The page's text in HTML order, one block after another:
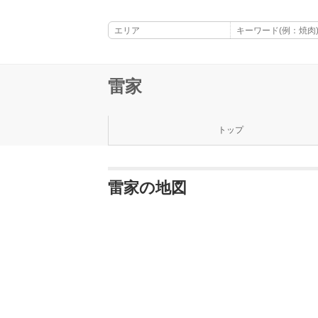
雷家
トップ
雷家の地図